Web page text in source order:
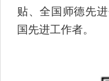
贴、全国师德先
国先进工作者。